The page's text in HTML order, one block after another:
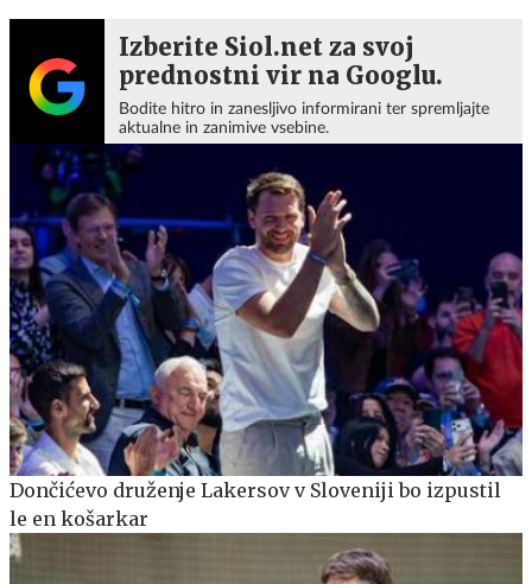
Izberite Siol.net za svoj
prednostni vir na Googlu.
Bodite hitro in zanesljivo informirani ter spremljajte
aktualne in zanimive vsebine.
Dončićevo druženje Lakersov v Sloveniji bo izpustil
le en košarkar